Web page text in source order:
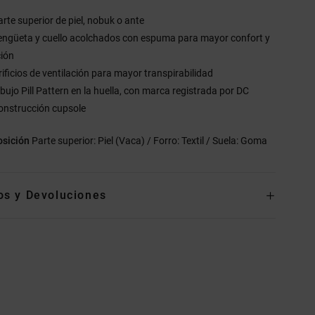
superior de piel, nobuk o ante
y cuello acolchados con espuma para mayor confort y
de ventilación para mayor transpirabilidad
Pill Pattern en la huella, con marca registrada por DC
cupsole
Parte superior: Piel (Vaca) / Forro: Textil / Suela: Goma
y Devoluciones